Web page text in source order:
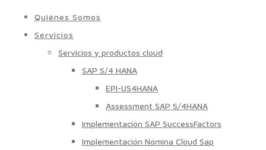
Quiénes Somos
Servicios
Servicios y productos cloud
SAP S/4 HANA
EPI-US4HANA
Assessment SAP S/4HANA
Implementación SAP SuccessFactors
Implementación Nómina Cloud Sap